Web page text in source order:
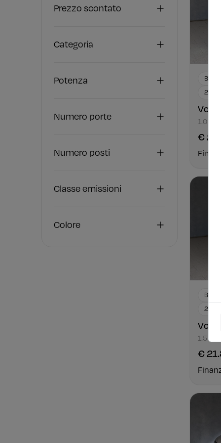
Prezzo scontato
Categoria
Potenza
Numero porte
Numero posti
Classe emissioni
Colore
2024
1.0
€
2023
1.5 TSI
€